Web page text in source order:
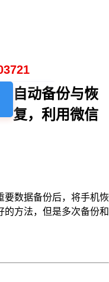
自动备份与恢
复，利用微信
要数据备份后，将手机恢
方法，但是多次备份和